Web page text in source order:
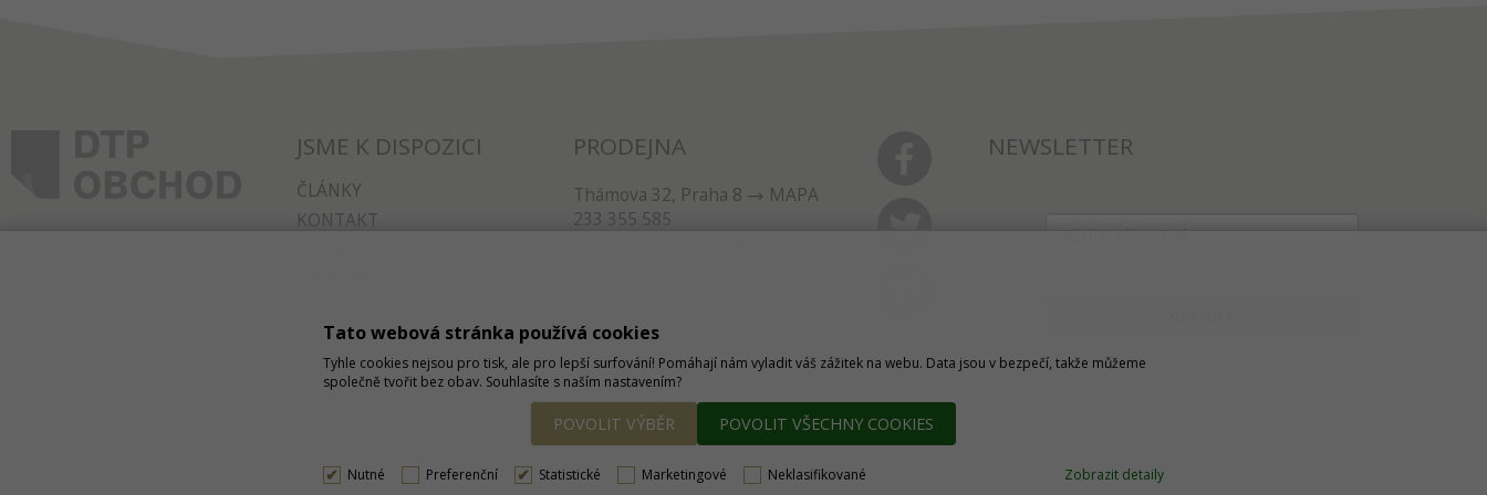
JSME K DISPOZICI
ČLÁNKY
KONTAKT
PRODEJNA
Thámova 32, Praha 8
MAPA
233 355 585
NEWSLETTER
Tato webová stránka používá cookies
Tyhle cookies nejsou pro tisk, ale pro lepší surfování! Pomáhají nám vyladit váš zážitek na webu. Data jsou v bezpečí, takže můžeme
společně tvořit bez obav. Souhlasíte s naším nastavením?
POVOLIT VÝBĚR POVOLIT VŠECHNY COOKIES
Nutné Preferenční Statistické Marketingové Neklasifikované Zobrazit detaily